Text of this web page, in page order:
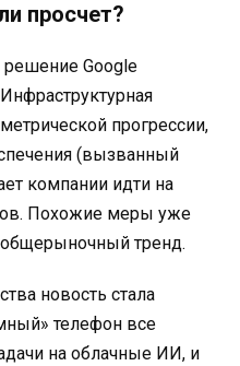
просчет?
решение Google
прогрессии,
(вызванный
компании идти на
Похожие меры уже
тренд.
новость стала
телефон все
на облачные ИИ, и